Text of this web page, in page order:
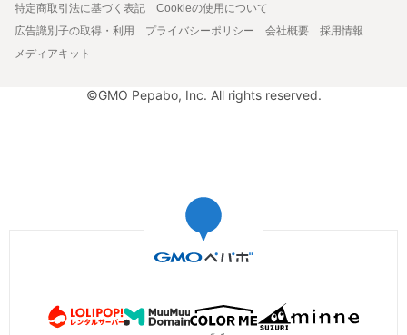
特定商取引法に基づく表記
Cookieの使用について
広告識別子の取得・利用
プライバシーポリシー 会社概要
採用情報
メディアキット
©GMO Pepabo, Inc. All rights reserved.